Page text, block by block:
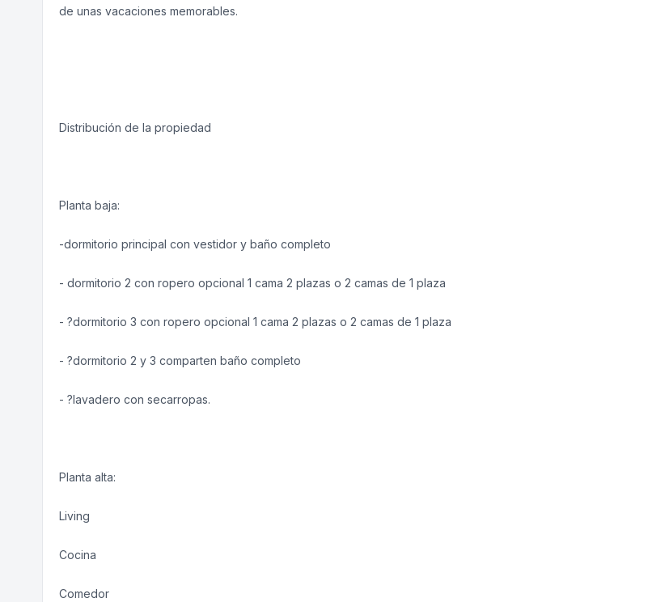
de unas vacaciones memorables.
Distribución de la propiedad
Planta baja:
-dormitorio principal con vestidor y baño completo
- dormitorio 2 con ropero opcional 1 cama 2 plazas o 2 camas de 1 plaza
- ?dormitorio 3 con ropero opcional 1 cama 2 plazas o 2 camas de 1 plaza
- ?dormitorio 2 y 3 comparten baño completo
- ?lavadero con secarropas.
Planta alta:
Living
Cocina
Comedor